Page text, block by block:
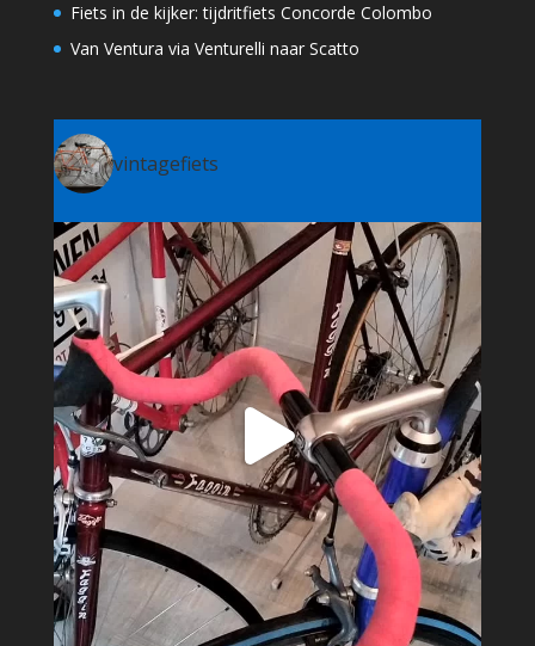
Fiets in de kijker: tijdritfiets Concorde Colombo
Van Ventura via Venturelli naar Scatto
vintagefiets